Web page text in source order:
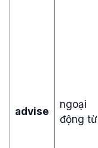
advise
ngoại
động từ